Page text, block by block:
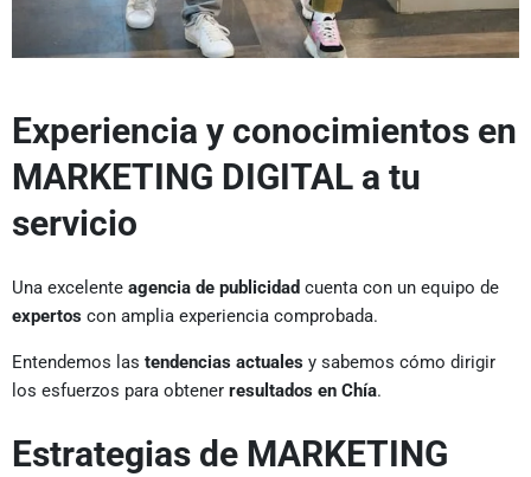
Experiencia y conocimientos en
MARKETING DIGITAL a tu
servicio
Una excelente agencia de publicidad cuenta con un equipo de
expertos con amplia experiencia comprobada.
Entendemos las tendencias actuales y sabemos cómo dirigir
los esfuerzos para obtener resultados en Chía.
Estrategias de MARKETING